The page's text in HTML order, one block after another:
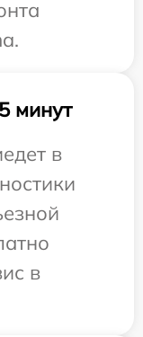
минут
в
в